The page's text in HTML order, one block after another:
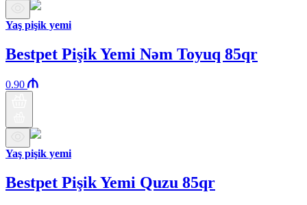
Yaş pişik yemi
Bestpet Pişik Yemi Nəm Toyuq 85qr
0.90
Yaş pişik yemi
Bestpet Pişik Yemi Quzu 85qr